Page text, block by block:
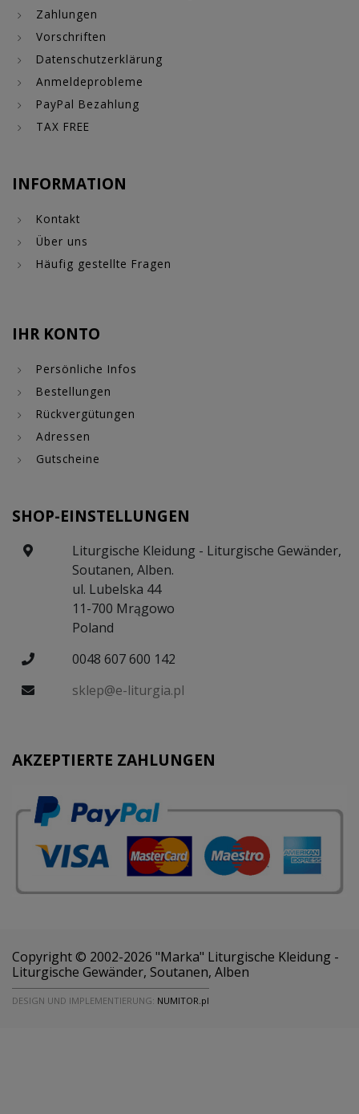
Zahlungen
Vorschriften
Datenschutzerklärung
Anmeldeprobleme
PayPal Bezahlung
TAX FREE
INFORMATION
Kontakt
Über uns
Häufig gestellte Fragen
IHR KONTO
Persönliche Infos
Bestellungen
Rückvergütungen
Adressen
Gutscheine
SHOP-EINSTELLUNGEN
Liturgische Kleidung - Liturgische Gewänder,
Soutanen, Alben.
ul. Lubelska 44
11-700 Mrągowo
Poland
0048 607 600 142
sklep@e-liturgia.pl
AKZEPTIERTE ZAHLUNGEN
Copyright © 2002-2026 "Marka" Liturgische Kleidung -
Liturgische Gewänder, Soutanen, Alben
DESIGN UND IMPLEMENTIERUNG: NUMITOR.pl